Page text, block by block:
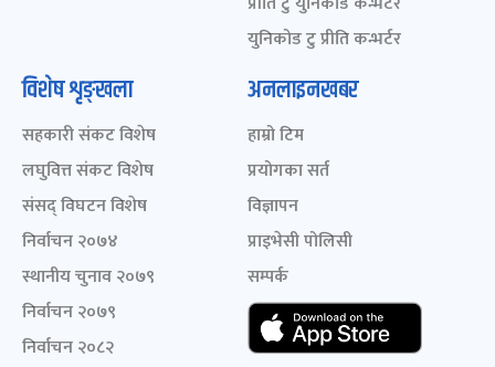
युनिकोड टु प्रीति कन्भर्टर
विशेष शृङ्खला
सहकारी संकट विशेष
लघुवित्त संकट विशेष
संसद् विघटन विशेष
निर्वाचन २०७४
स्थानीय चुनाव २०७९
निर्वाचन २०७९
निर्वाचन २०८२
अनलाइनखबर
हाम्रो टिम
प्रयोगका सर्त
विज्ञापन
प्राइभेसी पोलिसी
सम्पर्क